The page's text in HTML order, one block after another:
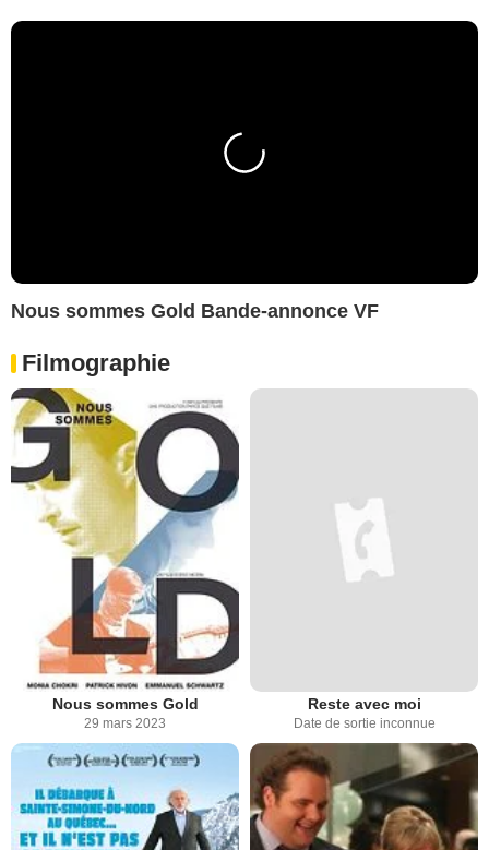
Nous sommes Gold Bande-annonce VF
Filmographie
Nous sommes Gold
29 mars 2023
Reste avec moi
Date de sortie inconnue